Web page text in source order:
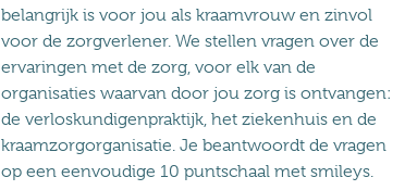
belangrijk is voor jou als kraamvrouw en zinvol
voor de zorgverlener. We stellen vragen over de
ervaringen met de zorg, voor elk van de
organisaties waarvan door jou zorg is ontvangen:
de verloskundigenpraktijk, het ziekenhuis en de
kraamzorgorganisatie. Je beantwoordt de vragen
op een eenvoudige 10 puntschaal met smileys.